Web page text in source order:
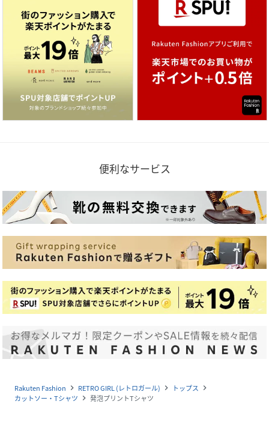
便利なサービス
Rakuten Fashion navigate_next RETRO GIRL (レトロガール) navigate_next トップス navigate_next
カットソー・Tシャツ navigate_next 発泡プリントTシャツ